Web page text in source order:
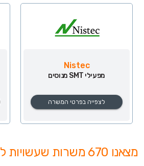
Nistec
מפעילי SMT מנוסים
לצפייה בפרטי המשרה
מצאנו 670 משרות שעשויות לעניין אותך